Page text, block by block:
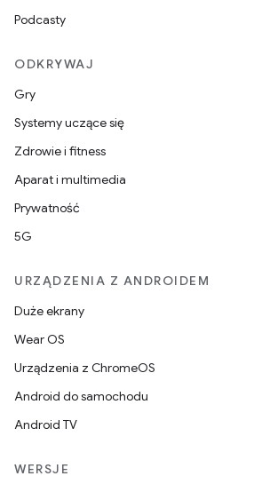
Podcasty
ODKRYWAJ
Gry
Systemy uczące się
Zdrowie i fitness
Aparat i multimedia
Prywatność
5G
URZĄDZENIA Z ANDROIDEM
Duże ekrany
Wear OS
Urządzenia z ChromeOS
Android do samochodu
Android TV
WERSJE